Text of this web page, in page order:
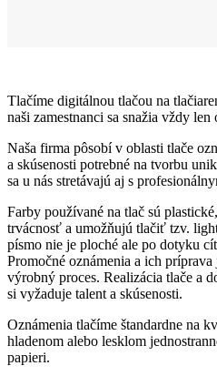
Tlačíme digitálnou tlačou na
naši zamestnanci sa snažia vždy
Naša firma pôsobí v oblasti tlače
a skúsenosti potrebné na tvorbu
sa u nás stretávajú aj s
Farby používané na tlač sú
trvácnosť a umožňujú tlačiť tzv.
písmo nie je ploché ale po dotyku
Promočné oznámenia a ich
výrobný proces. Realizácia tlače a
si vyžaduje talent a skúsenosti.
Oznámenia tlačíme štandardne na
hladenom alebo lesklom
papieri.